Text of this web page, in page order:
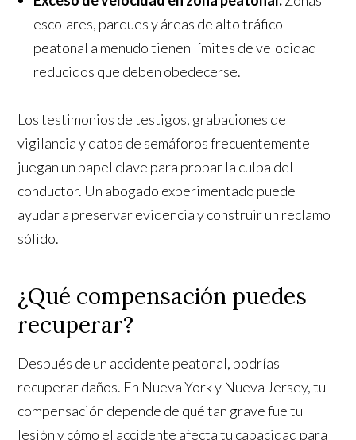
escolares, parques y áreas de alto tráfico
peatonal a menudo tienen límites de velocidad
reducidos que deben obedecerse.
Los testimonios de testigos, grabaciones de
vigilancia y datos de semáforos frecuentemente
juegan un papel clave para probar la culpa del
conductor. Un abogado experimentado puede
ayudar a preservar evidencia y construir un reclamo
sólido.
¿Qué compensación puedes
recuperar?
Después de un accidente peatonal, podrías
recuperar daños. En Nueva York y Nueva Jersey, tu
compensación depende de qué tan grave fue tu
lesión y cómo el accidente afecta tu capacidad para